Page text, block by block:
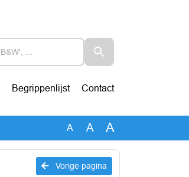
Begrippenlijst Contact
A A A
Vorige pagina